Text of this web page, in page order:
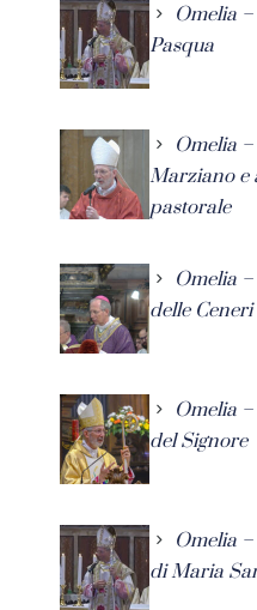
Omelia
Pasqua
Omelia
Marziano e
pastorale
Omelia
delle Ceneri
Omelia
del Signore
Omelia
di Maria